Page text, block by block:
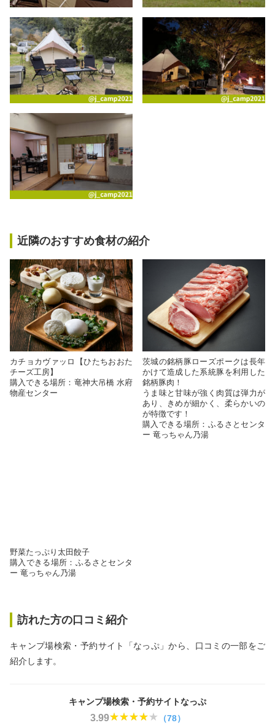
近隣のおすすめ食材の紹介
カチョカヴァッロ【ひたちおおた
チーズ工房】
購入できる場所：竜神大吊橋 水府
物産センター
茨城の銘柄豚ローズポークは長年
かけて造成した系統豚を利用した
銘柄豚肉！
うま味と甘味が強く肉質は弾力が
あり、きめが細かく、柔らかいの
が特徴です！
購入できる場所：ふるさとセンタ
ー 竜っちゃん乃湯
野菜たっぷり太田餃子
購入できる場所：ふるさとセンタ
ー 竜っちゃん乃湯
訪れた方の口コミ紹介
キャンプ場検索・予約サイト「なっぷ」から、口コミの一部をご
紹介します。
キャンプ場検索・予約サイトなっぷ
3.99
（78）